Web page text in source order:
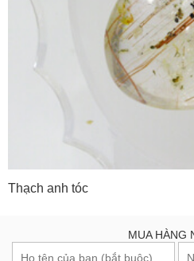
Thạch anh tóc
MUA HÀNG